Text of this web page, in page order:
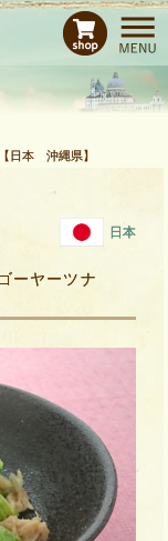
とは
日本 沖縄県】
日本
ゴーヤーツナ